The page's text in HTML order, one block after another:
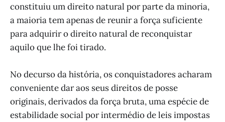
constituiu um direito natural por parte da minoria,
a maioria tem apenas de reunir a força suficiente
para adquirir o direito natural de reconquistar
aquilo que lhe foi tirado.
No decurso da história, os conquistadores acharam
conveniente dar aos seus direitos de posse
originais, derivados da força bruta, uma espécie de
estabilidade social por intermédio de leis impostas